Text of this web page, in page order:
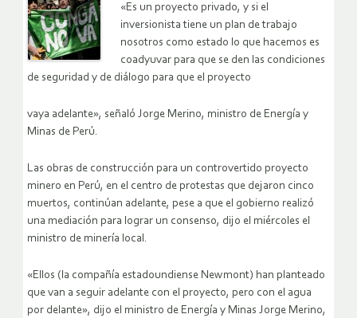
«Es un proyecto privado, y si el
inversionista tiene un plan de trabajo
nosotros como estado lo que hacemos es
coadyuvar para que se den las condiciones
de seguridad y de diálogo para que el proyecto
vaya adelante», señaló Jorge Merino, ministro de Energía y
Minas de Perú.
Las obras de construcción para un controvertido proyecto
minero en Perú, en el centro de protestas que dejaron cinco
muertos, continúan adelante, pese a que el gobierno realizó
una mediación para lograr un consenso, dijo el miércoles el
ministro de minería local.
«Ellos (la compañía estadoundiense Newmont) han planteado
que van a seguir adelante con el proyecto, pero con el agua
por delante», dijo el ministro de Energía y Minas Jorge Merino,